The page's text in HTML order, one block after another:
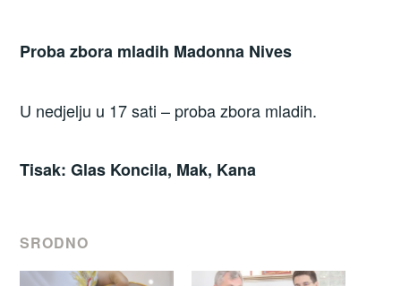
Proba zbora mladih Madonna Nives
U nedjelju u 17 sati – proba zbora mladih.
Tisak: Glas Koncila, Mak, Kana
SRODNO